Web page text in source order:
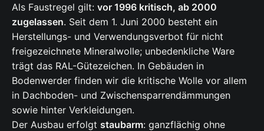
Als Faustregel gilt: vor 1996 kritisch, ab 2000
zugelassen. Seit dem 1. Juni 2000 besteht ein
Herstellungs- und Verwendungsverbot für nicht
freigezeichnete Mineralwolle; unbedenkliche Ware
trägt das RAL-Gütezeichen. In Gebäuden in
Bodenwerder finden wir die kritische Wolle vor allem
in Dachboden- und Zwischensparrendämmungen
sowie hinter Verkleidungen.
Der Ausbau erfolgt staubarm: ganzflächig ohne